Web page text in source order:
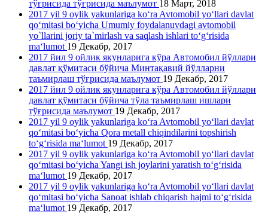
тўғрисида тўғрисида маълумот 18 Март, 2018
2017 yil 9 oylik yakunlariga ko‘ra Avtomobil yo‘llari davlat
qo‘mitasi bo‘yicha Umumiy foydalanuvdagi avtomobil
yo`llarini joriy ta`mirlash va saqlash ishlari to‘g‘risida
ma‘lumot 19 Декабр, 2017
2017 йил 9 ойлик якунларига кўра Автомобил йўллари
давлат қўмитаси бўйича Минтақавий йўлларни
таъмирлаш тўғрисида маълумот 19 Декабр, 2017
2017 йил 9 ойлик якунларига кўра Автомобил йўллари
давлат қўмитаси бўйича тўла таъмирлаш ишлари
тўғрисида маълумот 19 Декабр, 2017
2017 yil 9 oylik yakunlariga ko‘ra Avtomobil yo‘llari davlat
qo‘mitasi bo‘yicha Qora metall chiqindilarini topshirish
to‘g‘risida ma‘lumot 19 Декабр, 2017
2017 yil 9 oylik yakunlariga ko‘ra Avtomobil yo‘llari davlat
qo‘mitasi bo‘yicha Yangi ish joylarini yaratish to‘g‘risida
ma‘lumot 19 Декабр, 2017
2017 yil 9 oylik yakunlariga ko‘ra Avtomobil yo‘llari davlat
qo‘mitasi bo‘yicha Sanoat ishlab chiqarish hajmi to‘g‘risida
ma‘lumot 19 Декабр, 2017